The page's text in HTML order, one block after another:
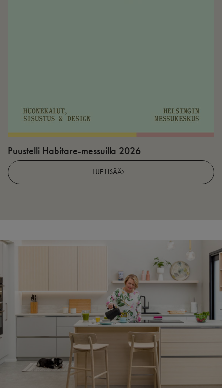
Puustelli Habitare-messuilla 2026
LUE LISÄÄ